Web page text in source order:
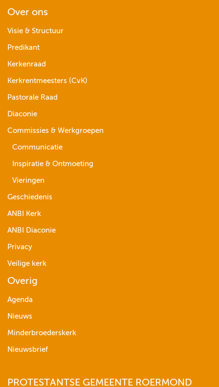
Over ons
Visie & Structuur
Predikant
Kerkenraad
Kerkrentmeesters (CvK)
Pastorale Raad
Diaconie
Commissies & Werkgroepen
Communicatie
Inspiratie & Ontmoeting
Vieringen
Geschiedenis
ANBI Kerk
ANBI Diaconie
Privacy
Veilige kerk
Overig
Agenda
Nieuws
Minderbroederskerk
Nieuwsbrief
PROTESTANTSE GEMEENTE ROERMOND